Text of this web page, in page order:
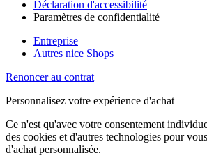
Déclaration d'accessibilité
Paramètres de confidentialité
Entreprise
Autres nice Shops
Renoncer au contrat
Personnalisez votre expérience d'achat
Ce n'est qu'avec votre consentement
des cookies et d'autres technologies pour
d'achat personnalisée.